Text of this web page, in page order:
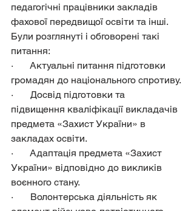
педагогічні працівники закладів
фахової передвищої освіти та інші.
Були розглянуті і обговорені такі
питання:
·       Актуальні питання підготовки
громадян до національного спротиву.
·       Досвід підготовки та
підвищення кваліфікації викладачів
предмета «Захист України» в
закладах освіти.
·       Адаптація предмета «Захист
України» відповідно до викликів
воєнного стану.
·       Волонтерська діяльність як